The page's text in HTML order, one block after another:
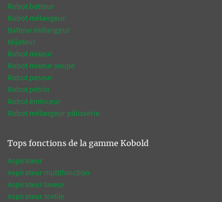
Robot batteur
Robot mélangeur
Batteur mélangeur
Mijoteur
Robot mixeur
Robot mixeur soupe
Robot peseur
Robot pétrin
Robot éminceur
Robot mélangeur pâtisserie
Tops fonctions de la gamme Kobold
Aspirateur
Aspirateur multifonction
Aspirateur laveur
Aspirateur textile